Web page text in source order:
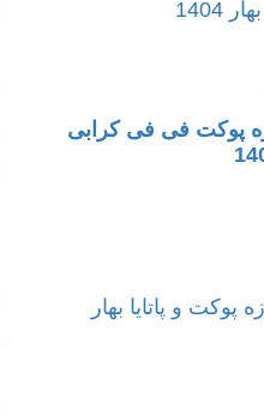
ترکیبی 16 روزه پوکت فی فی کرابی